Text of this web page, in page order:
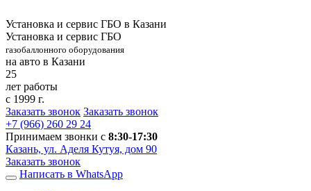
Установка и сервис ГБО в Казани
Установка и сервис ГБО
газобаллонного оборудования
на авто в Казани
25
лет работы
с 1999 г.
Заказать звонок Заказать звонок
+7 (966) 260 29 24
Принимаем звонки с 8:30-17:30
Казань, ул. Аделя Кутуя, дом 90
Заказать звонок
Написать в WhatsApp